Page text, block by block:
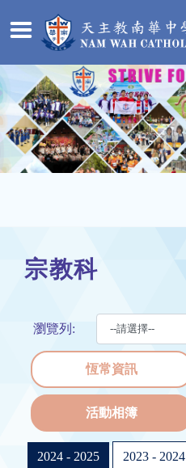
宗教科
瀏覽列:
恆常資訊
活動相簿
2024 - 2025 2023 - 2024